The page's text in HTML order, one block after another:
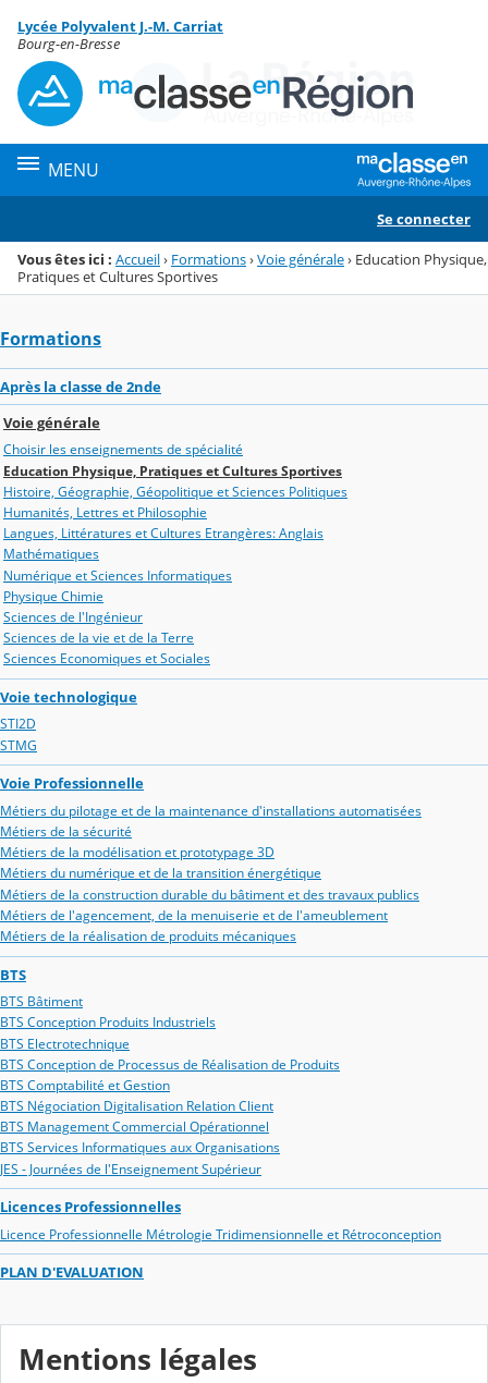
Menu de la rubrique
Contenu
Lycée Polyvalent J.-M. Carriat
Bourg-en-Bresse
MENU
Se connecter
Vous êtes ici : Accueil› Formations›Voie générale› Education Physique,
Pratiques et Cultures Sportives
Formations
Après la classe de 2nde
Voie générale
Choisir les enseignements de spécialité
Education Physique, Pratiques et Cultures Sportives
Histoire, Géographie, Géopolitique et Sciences Politiques
Humanités, Lettres et Philosophie
Langues, Littératures et Cultures Etrangères: Anglais
Mathématiques
Numérique et Sciences Informatiques
Physique Chimie
Sciences de l'Ingénieur
Sciences de la vie et de la Terre
Sciences Economiques et Sociales
Voie technologique
STI2D
STMG
Voie Professionnelle
Métiers du pilotage et de la maintenance d'installations automatisées
Métiers de la sécurité
Métiers de la modélisation et prototypage 3D
Métiers du numérique et de la transition énergétique
Métiers de la construction durable du bâtiment et des travaux publics
Métiers de l'agencement, de la menuiserie et de l'ameublement
Métiers de la réalisation de produits mécaniques
BTS
BTS Bâtiment
BTS Conception Produits Industriels
BTS Electrotechnique
BTS Conception de Processus de Réalisation de Produits
BTS Comptabilité et Gestion
BTS Négociation Digitalisation Relation Client
BTS Management Commercial Opérationnel
BTS Services Informatiques aux Organisations
JES - Journées de l'Enseignement Supérieur
Licences Professionnelles
Licence Professionnelle Métrologie Tridimensionnelle et Rétroconception
PLAN D'EVALUATION
Mentions légales